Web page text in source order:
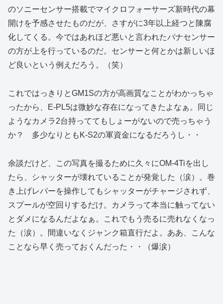
のソニーセンサー搭載でマイクロフォーサーズ新時代の幕
開けを予感させたものだが、さすがに3年以上経つと陳腐
化してくる。今ではあれほど悪いと言われたパナセンサー
の方が上を行っているのだ。センサーと何とかは新しいほ
ど良いという例えだろう。（笑）
これではっきりとGM1Sの方が高画質なことがわかっちゃ
ったから、E-PL5は微妙な存在になってきたよなぁ。同じ
ようなカメラ2台持っててもしょーがないので売っちゃう
か？ 多少なりともK-S2の軍資金になるだろうし・・
余談だけど、この写真を撮るために久々にOM-4Tiを出し
たら、シャッターが壊れていることが発覚した（涙）。巻
き上げレバーを操作してもシャッターがチャージされず、
スプールが空回りするだけ。カメラって本当に触ってない
とダメになるんだよなぁ。これでもう売るに売れなくなっ
た（涙）。間違いなくジャンク箱直行だよ。ああ、こんな
ことなら早く売っておくんだった・・（爆涙）